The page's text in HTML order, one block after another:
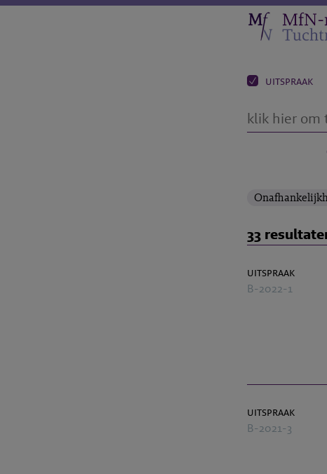
uitspraak
33
uitspraak
B-2022-1
uitspraak
B-2021-3